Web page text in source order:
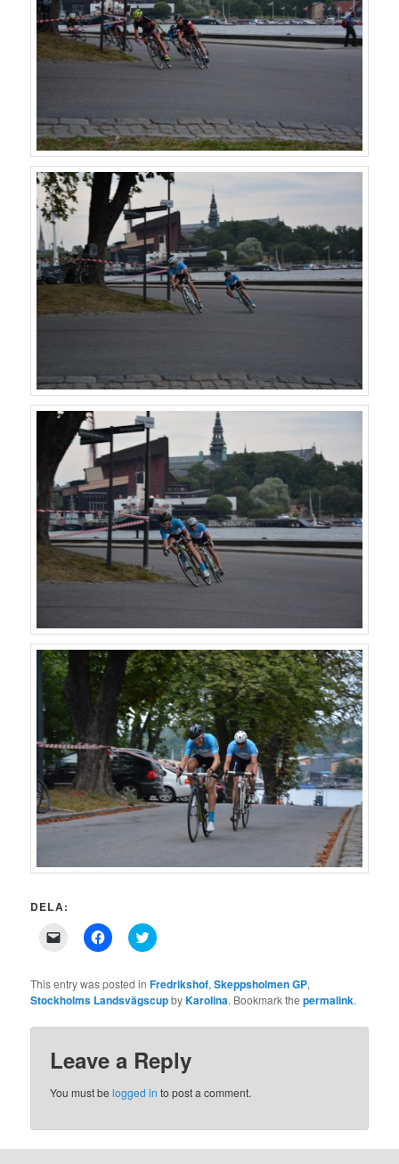
DELA:
Click
link
to
a
(Opens
window)
Click
to
Facebook
(Opens
in
window)
Click
to
Twitter
(Opens
in
window)
This entry was posted inFredrikshof,Skeppsholmen GP,
Stockholms LandsvägscupbyKarolina. Bookmark thepermalink.
Leave a Reply
You must belogged in to post a comment.